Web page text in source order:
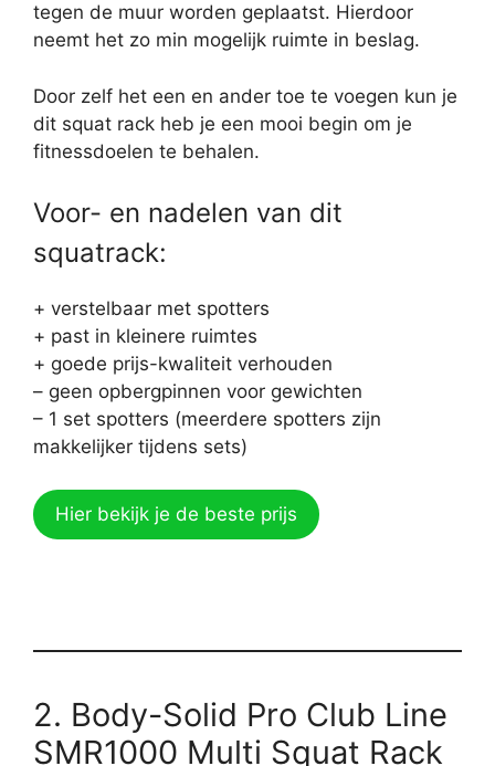
tegen de muur worden geplaatst. Hierdoor
neemt het zo min mogelijk ruimte in beslag.
Door zelf het een en ander toe te voegen kun je
dit squat rack heb je een mooi begin om je
fitnessdoelen te behalen.
Voor- en nadelen van dit
squatrack:
+ verstelbaar met spotters
+ past in kleinere ruimtes
+ goede prijs-kwaliteit verhouden
– geen opbergpinnen voor gewichten
– 1 set spotters (meerdere spotters zijn
makkelijker tijdens sets)
Hier bekijk je de beste prijs
2. Body-Solid Pro Club Line
SMR1000 Multi Squat Rack